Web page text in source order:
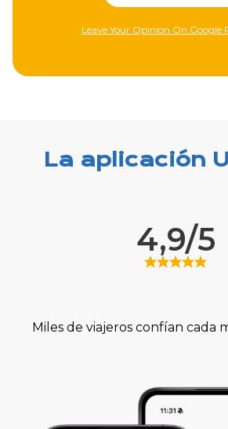
Leave Your Opinion On Google
La aplicación
4,9/5
Miles de viajeros confían cada